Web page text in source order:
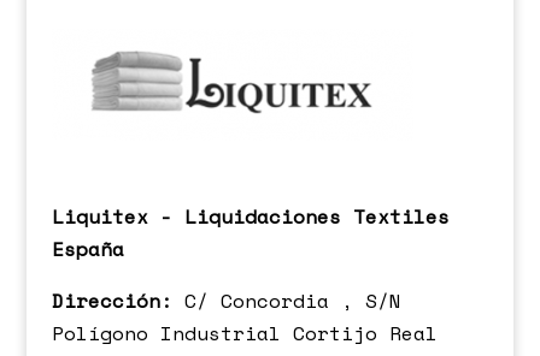
Liquitex - Liquidaciones Textiles
España
Dirección: C/ Concordia , S/N
Polígono Industrial Cortijo Real